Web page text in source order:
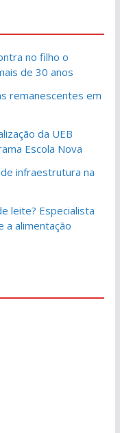
no filho o
de 30 anos
remanescentes em
da UEB
Escola Nova
infraestrutura na
leite? Especialista
a alimentação